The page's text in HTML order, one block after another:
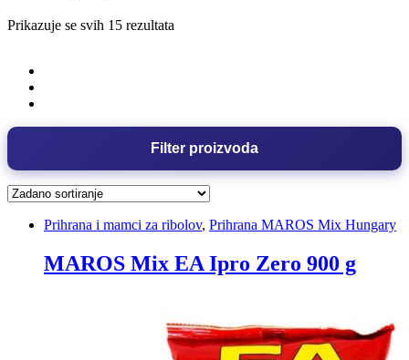
Prikazuje se svih 15 rezultata
Filter proizvoda
Prihrana i mamci za ribolov, Prihrana MAROS Mix Hungary
MAROS Mix EA Ipro Zero 900 g